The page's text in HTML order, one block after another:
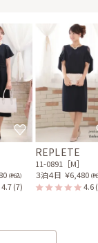
(税込)
4.7(7)
REPLETE
11-0891［M］
３泊４日 ￥6,480 (
4.6